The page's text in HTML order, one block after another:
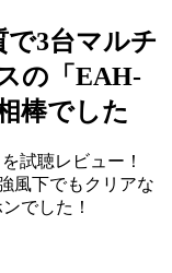
で3台マルチ
の「EAH-
棒でした
試聴レビュー！
風下でもクリアな
でした！